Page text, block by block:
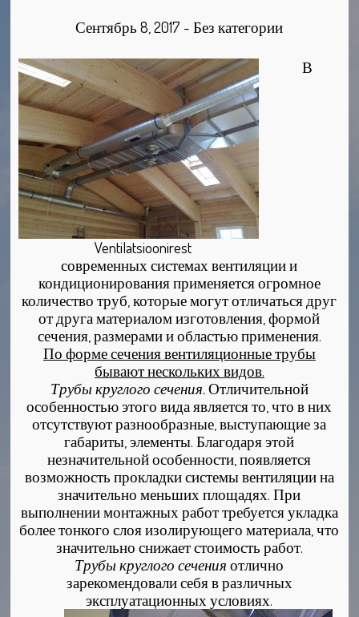
Сентябрь 8, 2017 -Без категории
Ventilatsioonirest
В
современных системах вентиляции и
кондиционирования применяется огромное
количество труб, которые могут отличаться друг
от друга материалом изготовления, формой
сечения, размерами и областью применения.
По форме сечения вентиляционные трубы
бывают нескольких видов.
Трубы круглого сечения.Отличительной
особенностью этого вида является то, что в них
отсутствуют разнообразные, выступающие за
габариты, элементы. Благодаря этой
незначительной особенности, появляется
возможность прокладки системы вентиляции на
значительно меньших площадях. При
выполнении монтажных работ требуется укладка
более тонкого слоя изолирующего материала, что
значительно снижает стоимость работ.
Трубы круглого сечения отлично
зарекомендовали себя в различных
эксплуатационных условиях.